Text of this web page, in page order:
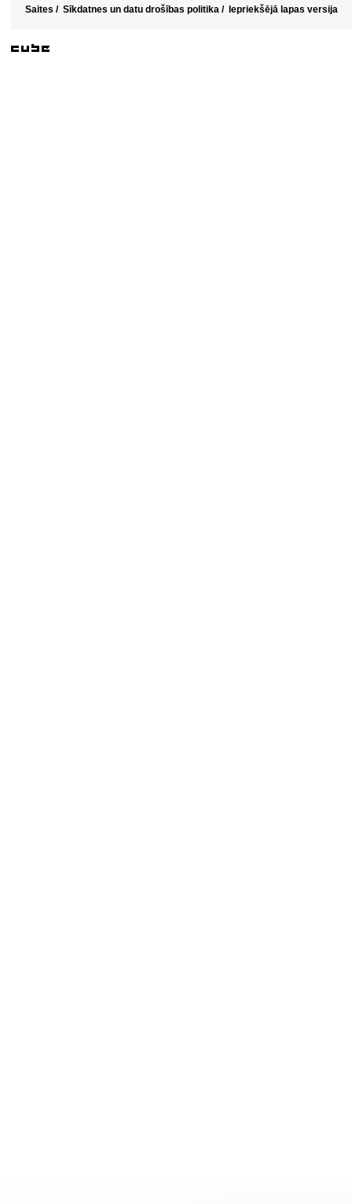
Saites / Sīkdatnes un datu drošības politika / Iepriekšējā lapas versija